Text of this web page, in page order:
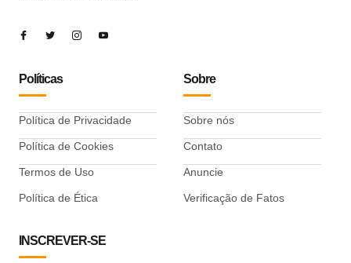
Políticas
Política de Privacidade
Política de Cookies
Termos de Uso
Política de Ética
Sobre
Sobre nós
Contato
Anuncie
Verificação de Fatos
INSCREVER-SE